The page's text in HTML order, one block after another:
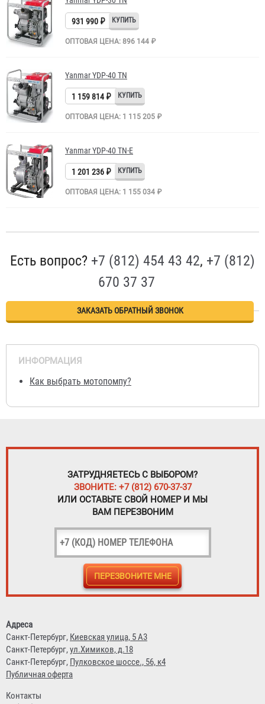
931 990 ₽
ОПТОВАЯ ЦЕНА: 896 144 ₽
Yanmar YDP-40 TN
1 159 814 ₽
ОПТОВАЯ ЦЕНА: 1 115 205 ₽
Yanmar YDP-40 TN-E
1 201 236 ₽
ОПТОВАЯ ЦЕНА: 1 155 034 ₽
Есть вопрос? +7 (812) 454 43 42, +7 (812)
670 37 37
ЗАКАЗАТЬ ОБРАТНЫЙ ЗВОНОК
ИНФОРМАЦИЯ
Как выбрать мотопомпу?
ЗАТРУДНЯЕТЕСЬ С ВЫБОРОМ?
ЗВОНИТЕ: +7 (812) 670-37-37
ИЛИ ОСТАВЬТЕ СВОЙ НОМЕР И МЫ
ВАМ ПЕРЕЗВОНИМ
Адреса
Санкт-Петербург, Киевская улица, 5 А3
Санкт-Петербург,ул.Химиков, д.18
Санкт-Петербург, Пулковское шоссе., 56, к4
Публичная оферта
Контакты